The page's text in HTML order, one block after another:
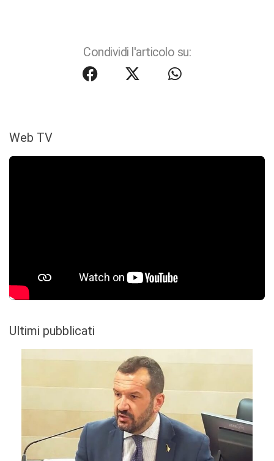
Condividi l'articolo su:
Web TV
Ultimi pubblicati